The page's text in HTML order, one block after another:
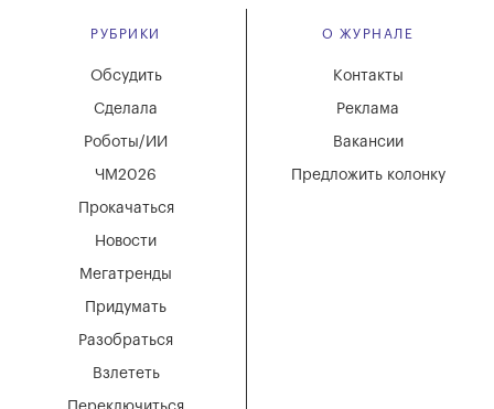
РУБРИКИ
Мегатренды
Придумать
Разобраться
Взлететь
Новости
Обсудить
Сделала
Роботы/ИИ
ЧМ2026
Прокачаться
О ЖУРНАЛЕ
Вакансии
Реклама
Контакты
Предложить колонку